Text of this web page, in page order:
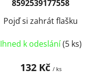
8592539177558
Pojď si zahrát flašku
Ihned k odeslání(5 ks)
132 Kč / ks